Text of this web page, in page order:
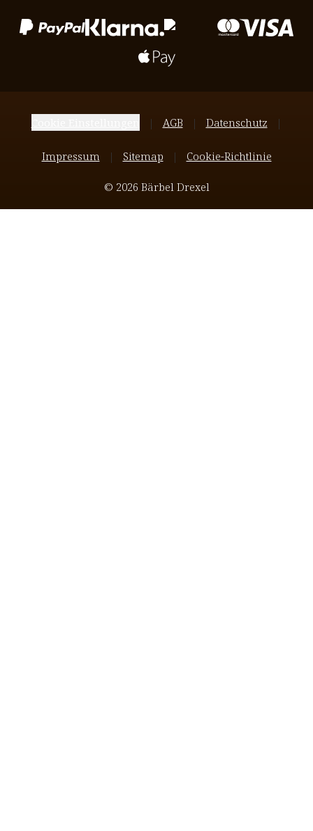
AGB Datenschutz
Impressum Sitemap Cookie-Richtlinie
© 2026 Bärbel Drexel